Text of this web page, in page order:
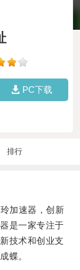
PC下载
排行
加速器，创新
是一家专注于
技术和创业支
蝶。